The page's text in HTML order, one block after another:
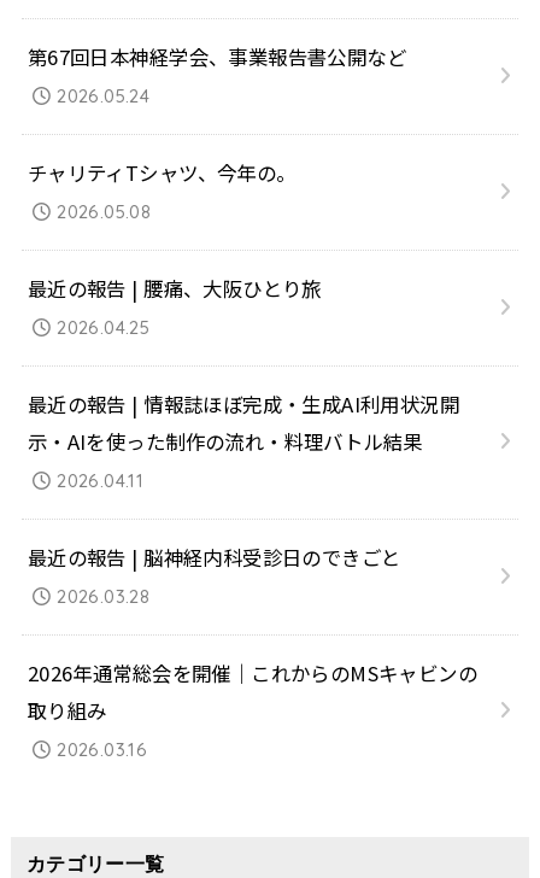
第67回日本神経学会、事業報告書公開など
2026.05.24
チャリティTシャツ、今年の。
2026.05.08
最近の報告 | 腰痛、大阪ひとり旅
2026.04.25
最近の報告 | 情報誌ほぼ完成・生成AI利用状況開
示・AIを使った制作の流れ・料理バトル結果
2026.04.11
最近の報告 | 脳神経内科受診日のできごと
2026.03.28
2026年通常総会を開催｜これからのMSキャビンの
取り組み
2026.03.16
カテゴリー一覧